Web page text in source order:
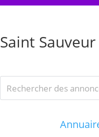
Saint Sauveur